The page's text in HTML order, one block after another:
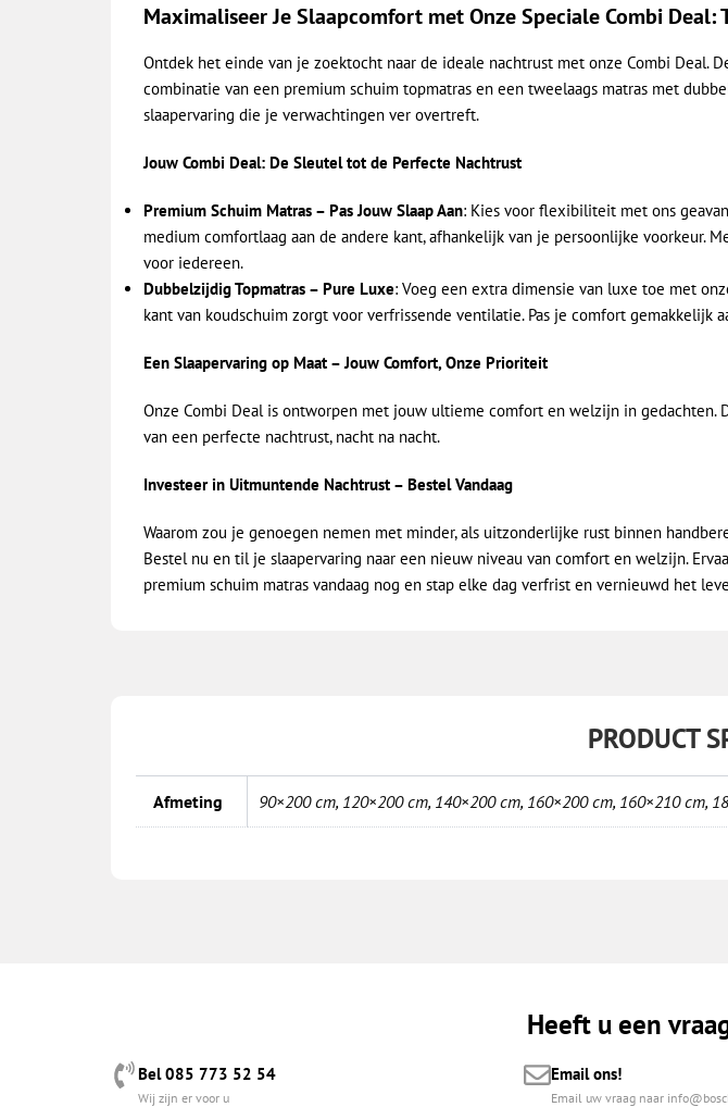
Maximaliseer Je Slaapcomfort met Onze Speciale Combi Deal:
Ontdek het einde van je zoektocht naar de ideale nachtrust met onze Combi Deal.
combinatie van een premium schuim topmatras en een tweelaags matras met
slaapervaring die je verwachtingen ver overtreft.
Jouw Combi Deal: De Sleutel tot de Perfecte Nachtrust
Premium Schuim Matras – Pas Jouw Slaap Aan: Kies voor flexibiliteit met ons
medium comfortlaag aan de andere kant, afhankelijk van je persoonlijke voorkeur.
voor iedereen.
Dubbelzijdig Topmatras – Pure Luxe: Voeg een extra dimensie van luxe toe met
kant van koudschuim zorgt voor verfrissende ventilatie. Pas je comfort gemakkelijk
Een Slaapervaring op Maat – Jouw Comfort, Onze Prioriteit
Onze Combi Deal is ontworpen met jouw ultieme comfort en welzijn in
van een perfecte nachtrust, nacht na nacht.
Investeer in Uitmuntende Nachtrust – Bestel Vandaag
Waarom zou je genoegen nemen met minder, als uitzonderlijke rust binnen
Bestel nu en til je slaapervaring naar een nieuw niveau van comfort en welzijn.
premium schuim matras vandaag nog en stap elke dag verfrist en vernieuwd het
PRODUCT
Afmeting 90×200 cm, 120×200 cm, 140×200 cm, 160×200 cm, 160×210 cm,
Heeft u een
Bel 085 773 52 54
Wij zijn er voor u
Email ons!
Email uw vraag naar